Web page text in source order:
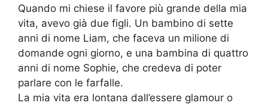
Quando mi chiese il favore più grande della mia
vita, avevo già due figli. Un bambino di sette
anni di nome Liam, che faceva un milione di
domande ogni giorno, e una bambina di quattro
anni di nome Sophie, che credeva di poter
parlare con le farfalle.
La mia vita era lontana dall’essere glamour o